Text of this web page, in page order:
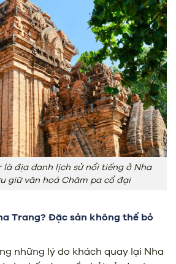
là địa danh lịch sử nổi tiếng ở Nha
giữ văn hoá Chăm pa cổ đại
Trang? Đặc sản không thể bỏ
những lý do khách quay lại Nha